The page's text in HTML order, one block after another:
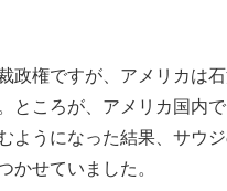
権ですが、アメリカは
ところが、アメリカ国内
ようになった結果、サウ
かせていました。